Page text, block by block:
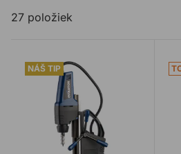
27 položiek
Magnetická vŕtačka